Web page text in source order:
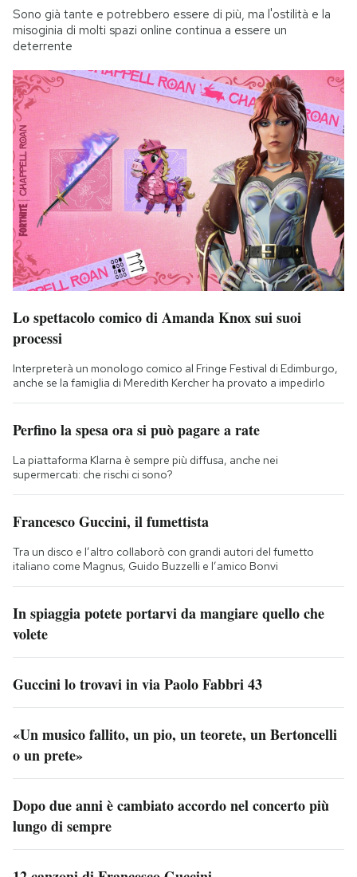
Sono già tante e potrebbero essere di più, ma l'ostilità e la
misoginia di molti spazi online continua a essere un
deterrente
Lo spettacolo comico di Amanda Knox sui suoi
processi
Interpreterà un monologo comico al Fringe Festival di Edimburgo,
anche se la famiglia di Meredith Kercher ha provato a impedirlo
Perfino la spesa ora si può pagare a rate
La piattaforma Klarna è sempre più diffusa, anche nei
supermercati: che rischi ci sono?
Francesco Guccini, il fumettista
Tra un disco e l’altro collaborò con grandi autori del fumetto
italiano come Magnus, Guido Buzzelli e l’amico Bonvi
In spiaggia potete portarvi da mangiare quello che
volete
Guccini lo trovavi in via Paolo Fabbri 43
«Un musico fallito, un pio, un teorete, un Bertoncelli
o un prete»
Dopo due anni è cambiato accordo nel concerto più
lungo di sempre